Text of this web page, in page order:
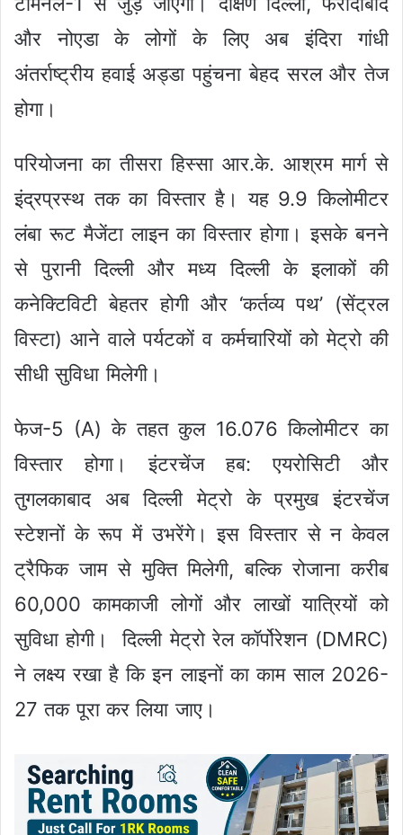
और नोएडा के लोगों के लिए अब इंदिरा गांधी
अंतर्राष्ट्रीय हवाई अड्डा पहुंचना बेहद सरल और तेज
होगा।
परियोजना का तीसरा हिस्सा आर.के. आश्रम मार्ग से
इंद्रप्रस्थ तक का विस्तार है। यह 9.9 किलोमीटर
लंबा रूट मैजेंटा लाइन का विस्तार होगा। इसके बनने
से पुरानी दिल्ली और मध्य दिल्ली के इलाकों की
कनेक्टिविटी बेहतर होगी और ‘कर्तव्य पथ’ (सेंट्रल
विस्टा) आने वाले पर्यटकों व कर्मचारियों को मेट्रो की
सीधी सुविधा मिलेगी।
फेज-5 (A) के तहत कुल 16.076 किलोमीटर का
विस्तार होगा। इंटरचेंज हब: एयरोसिटी और
तुगलकाबाद अब दिल्ली मेट्रो के प्रमुख इंटरचेंज
स्टेशनों के रूप में उभरेंगे। इस विस्तार से न केवल
ट्रैफिक जाम से मुक्ति मिलेगी, बल्कि रोजाना करीब
60,000 कामकाजी लोगों और लाखों यात्रियों को
सुविधा होगी। दिल्ली मेट्रो रेल कॉर्पोरेशन (DMRC)
ने लक्ष्य रखा है कि इन लाइनों का काम साल 2026-
27 तक पूरा कर लिया जाए।